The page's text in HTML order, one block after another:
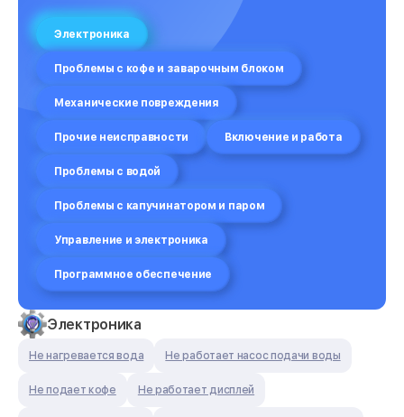
Электроника
Проблемы с кофе и заварочным блоком
Механические повреждения
Прочие неисправности Включение и работа
Проблемы с водой
Проблемы с капучинатором и паром
Управление и электроника
Программное обеспечение
Электроника
Не нагревается вода Не работает насос подачи воды
Не подает кофе Не работает дисплей